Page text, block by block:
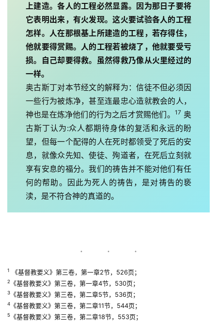
上建造。各人的工程必然显露。因为那日子要将
它表明出来，有火发现。这火要试验各人的工程
怎样。人在那根基上所建造的工程，若存得住，
他就要得赏赐。人的工程若被烧了，他就要受亏
损。自己却要得救。虽然得救乃像从火里经过的
一样。
奥古斯丁对本节经文的解释为：信徒不但必须因
一些行为被炼净，甚至连最忠心造就教会的人，
神也是在炼净他们的行为之后才赏赐他们。
17 奥
古斯丁认为:众人都期待身体的复活和永远的盼
望，但每一个配得的人在死时都领受了死后的安
息，就像众先知、使徒、殉道者，在死后立刻就
享有安息的福分。我们的祷告并不能对他们有任
何的帮助。因此为死人的祷告，是对祷告的亵
渎，是不符合神的真道的。
1 《基督教要义》第三卷，第一章2节，526页；
2 《基督教要义》第三卷，第一章4节，530页；
3 《基督教要义》第三卷，第二章5节，536页；
4 《基督教要义》第三卷，第二章11节，544页；
5 《基督教要义》第三卷，第二章18节，553页；